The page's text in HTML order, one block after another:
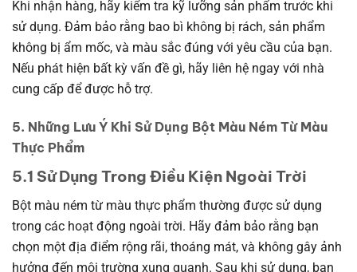
Khi nhận hàng, hãy kiểm tra kỹ lưỡng sản phẩm trước khi
sử dụng. Đảm bảo rằng bao bì không bị rách, sản phẩm
không bị ẩm mốc, và màu sắc đúng với yêu cầu của bạn.
Nếu phát hiện bất kỳ vấn đề gì, hãy liên hệ ngay với nhà
cung cấp để được hỗ trợ.
5. Những Lưu Ý Khi Sử Dụng Bột Màu Ném Từ Màu
Thực Phẩm
5.1 Sử Dụng Trong Điều Kiện Ngoài Trời
Bột màu ném từ màu thực phẩm thường được sử dụng
trong các hoạt động ngoài trời. Hãy đảm bảo rằng bạn
chọn một địa điểm rộng rãi, thoáng mát, và không gây ảnh
hưởng đến môi trường xung quanh. Sau khi sử dụng, bạn